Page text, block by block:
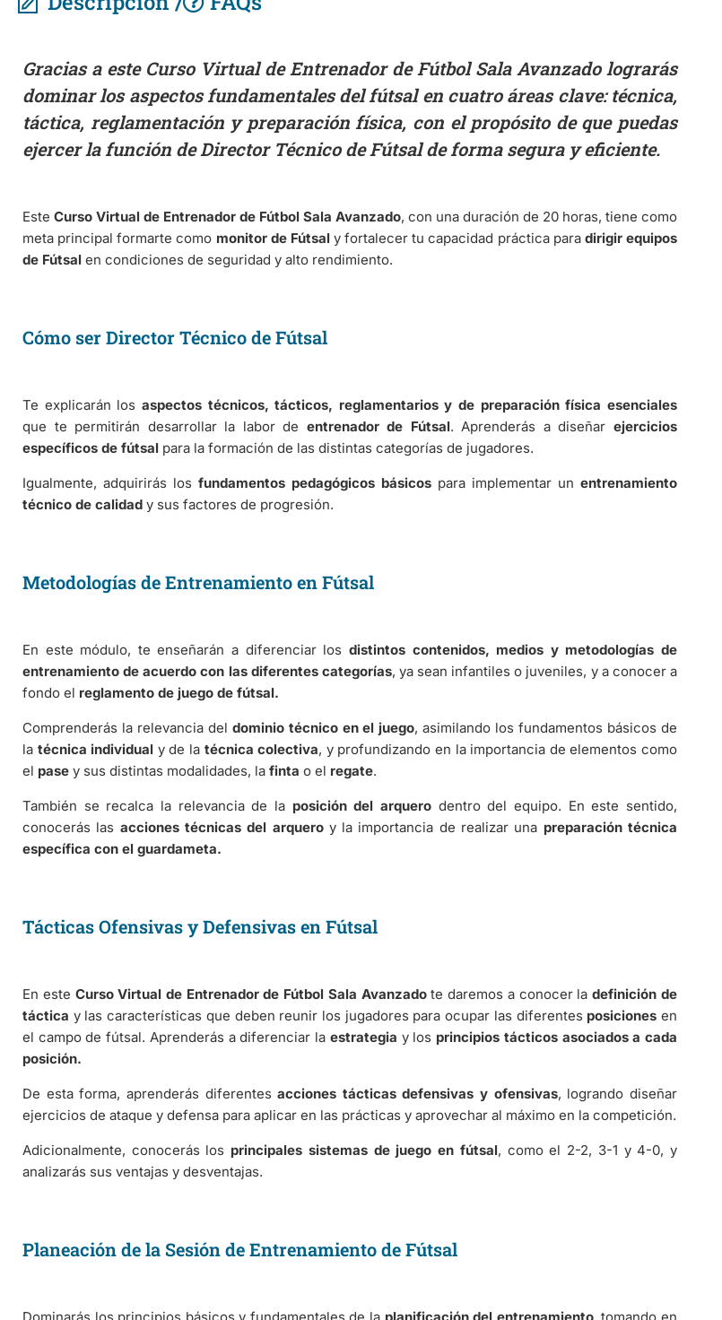
Gracias a este Curso Virtual de Entrenador de Fútbol Sala Avanzado lograrás
dominar los aspectos fundamentales del fútsal en cuatro áreas clave: técnica,
táctica, reglamentación y preparación física, con el propósito de que puedas
ejercer la función de Director Técnico de Fútsal de forma segura y eficiente.
Este Curso Virtual de Entrenador de Fútbol Sala Avanzado, con una duración de 20 horas, tiene como
meta principal formarte como monitor de Fútsaly fortalecer tu capacidad práctica para dirigir equipos
de Fútsal en condiciones de seguridad y alto rendimiento.
Cómo ser Director Técnico de Fútsal
Te explicarán los aspectos técnicos, tácticos, reglamentarios y de preparación física esenciales
que te permitirán desarrollar la labor de entrenador de Fútsal. Aprenderás a diseñar ejercicios
específicos de fútsal para la formación de las distintas categorías de jugadores.
Igualmente, adquirirás los fundamentos pedagógicos básicos para implementar un entrenamiento
técnico de calidad y sus factores de progresión.
Metodologías de Entrenamiento en Fútsal
En este módulo, te enseñarán a diferenciar los distintos contenidos, medios y metodologías de
entrenamiento de acuerdo con las diferentes categorías, ya sean infantiles o juveniles, y a conocer a
fondo el reglamento de juego de fútsal.
Comprenderás la relevancia del dominio técnico en el juego, asimilando los fundamentos básicos de
la técnica individual y de la técnica colectiva, y profundizando en la importancia de elementos como
el pase y sus distintas modalidades, la finta o el regate.
También se recalca la relevancia de la posición del arquero dentro del equipo. En este sentido,
conocerás las acciones técnicas del arqueroy la importancia de realizar una preparación técnica
específica con el guardameta.
Tácticas Ofensivas y Defensivas en Fútsal
En este Curso Virtual de Entrenador de Fútbol Sala Avanzadote daremos a conocer la definición de
táctica y las características que deben reunir los jugadores para ocupar las diferentes posiciones en
el campo de fútsal. Aprenderás a diferenciar la estrategia y los principios tácticos asociados a cada
posición.
De esta forma, aprenderás diferentesacciones tácticas defensivas y ofensivas, logrando diseñar
ejercicios de ataque y defensa para aplicar en las prácticas y aprovechar al máximo en la competición.
Adicionalmente, conocerás los principales sistemas de juego en fútsal, como el 2-2, 3-1 y 4-0, y
analizarás sus ventajas y desventajas.
Planeación de la Sesión de Entrenamiento de Fútsal